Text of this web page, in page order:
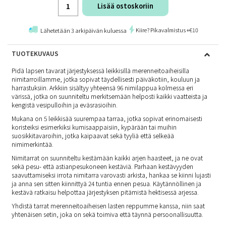
Lisää ostoskoriin
Lähetetään 3 arkipäivän kuluessa Kiire? Pikavalmistus +€10
TUOTEKUVAUS
Pidä lapsen tavarat järjestyksessä leikkisillä merenneitoaiheisilla
nimitarroillamme, jotka sopivat täydellisesti päiväkotiin, kouluun ja
harrastuksiin. Arkkiin sisältyy yhteensä 96 nimilappua kolmessa eri
värissä, jotka on suunniteltu merkitsemään helposti kaikki vaatteista ja
kengistä vesipulloihin ja eväsrasioihin.
Mukana on 5 leikkisää suurempaa tarraa, jotka sopivat erinomaisesti
koristeiksi esimerkiksi kumisaappaisiin, kypärään tai muihin
suosikkitavaroihin, jotka kaipaavat sekä tyyliä että selkeää
nimimerkintää.
Nimitarrat on suunniteltu kestämään kaikki arjen haasteet, ja ne ovat
sekä pesu- että astianpesukoneen kestäviä. Parhaan kestävyyden
saavuttamiseksi irrota nimitarra varovasti arkista, hankaa se kiinni lujasti
ja anna sen sitten kiinnittyä 24 tuntia ennen pesua. Käytännöllinen ja
kestävä ratkaisu helpottaa järjestyksen pitämistä hektisessä arjessa.
Yhdistä tarrat merenneitoaiheisen lasten reppumme kanssa, niin saat
yhtenäisen setin, joka on sekä toimiva että täynnä persoonallisuutta.